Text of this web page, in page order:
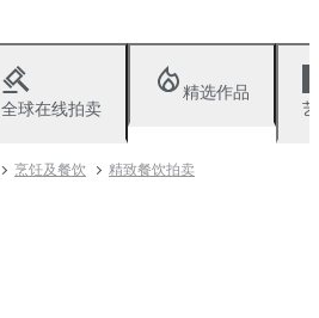
全球在线拍卖
精选作品
烹饪及餐饮 精致餐饮拍卖